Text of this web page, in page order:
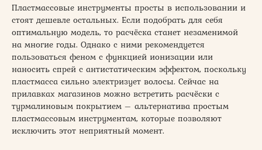
Пластмассовые инструменты просты в использовании и
стоят дешевле остальных. Если подобрать для себя
оптимальную модель, то расчёска станет незаменимой
на многие годы. Однако с ними рекомендуется
пользоваться феном с функцией ионизации или
наносить спрей с антистатическим эффектом, поскольку
пластмасса сильно электризует волосы. Сейчас на
прилавках магазинов можно встретить расчёски с
турмалиновым покрытием – альтернатива простым
пластмассовым инструментам, которые позволяют
исключить этот неприятный момент.